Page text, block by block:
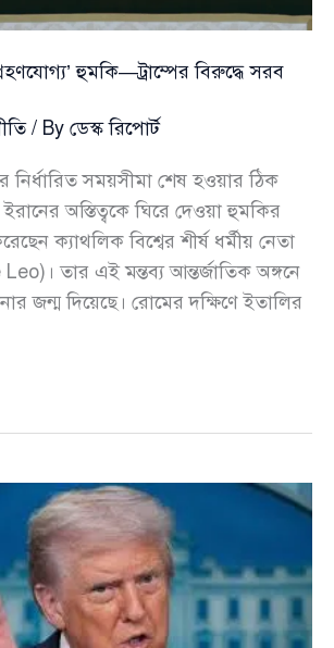
হুমকি—ট্রাম্পের বিরুদ্ধে সরব
/ By ডেস্ক রিপোর্ট
নির্ধারিত সময়সীমা শেষ হওয়ার ঠিক
অস্তিত্বকে ঘিরে দেওয়া হুমকির
ক্যাথলিক বিশ্বের শীর্ষ ধর্মীয় নেতা
তার এই মন্তব্য আন্তর্জাতিক অঙ্গনে
জন্ম দিয়েছে। রোমের দক্ষিণে ইতালির